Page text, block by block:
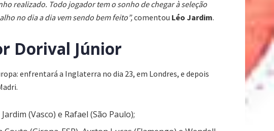
realizado. Todo jogador tem o sonho de chegar à seleção
no dia a dia vem sendo bem feito”,comentou Léo Jardim.
Dorival Júnior
enfrentará a Inglaterra no dia 23, em Londres, e depois
(Vasco) e Rafael (São Paulo);